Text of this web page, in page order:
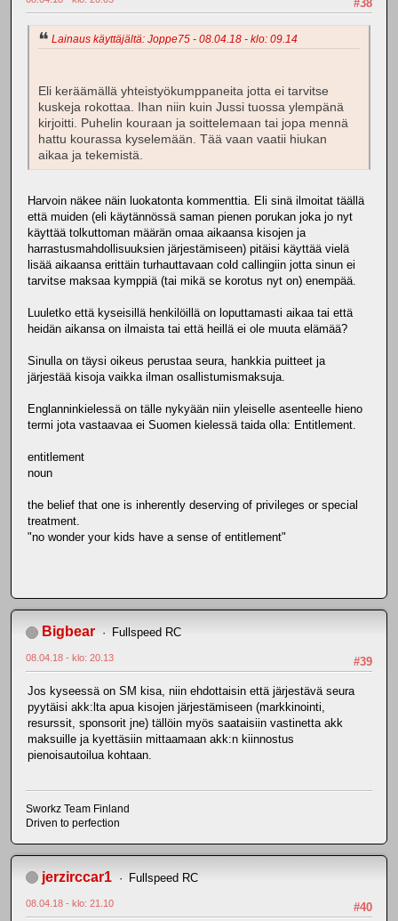
#38
Lainaus käyttäjältä: Joppe75 - 08.04.18 - klo: 09.14
Eli keräämällä yhteistyökumppaneita jotta ei tarvitse
kuskeja rokottaa. Ihan niin kuin Jussi tuossa ylempänä
kirjoitti. Puhelin kouraan ja soittelemaan tai jopa mennä
hattu kourassa kyselemään. Tää vaan vaatii hiukan
aikaa ja tekemistä.
Harvoin näkee näin luokatonta kommenttia. Eli sinä ilmoitat täällä
että muiden (eli käytännössä saman pienen porukan joka jo nyt
käyttää tolkuttoman määrän omaa aikaansa kisojen ja
harrastusmahdollisuuksien järjestämiseen) pitäisi käyttää vielä
lisää aikaansa erittäin turhauttavaan cold callingiin jotta sinun ei
tarvitse maksaa kymppiä (tai mikä se korotus nyt on) enempää.
Luuletko että kyseisillä henkilöillä on loputtamasti aikaa tai että
heidän aikansa on ilmaista tai että heillä ei ole muuta elämää?
Sinulla on täysi oikeus perustaa seura, hankkia puitteet ja
järjestää kisoja vaikka ilman osallistumismaksuja.
Englanninkielessä on tälle nykyään niin yleiselle asenteelle hieno
termi jota vastaavaa ei Suomen kielessä taida olla: Entitlement.
entitlement
noun
the belief that one is inherently deserving of privileges or special
treatment.
"no wonder your kids have a sense of entitlement"
Bigbear Fullspeed RC
#39
08.04.18 - klo: 20.13
Jos kyseessä on SM kisa, niin ehdottaisin että järjestävä seura
pyytäisi akk:lta apua kisojen järjestämiseen (markkinointi,
resurssit, sponsorit jne) tällöin myös saataisiin vastinetta akk
maksuille ja kyettäsiin mittaamaan akk:n kiinnostus
pienoisautoilua kohtaan.
Sworkz Team Finland
Driven to perfection
jerzirccar1 Fullspeed RC
#40
08.04.18 - klo: 21.10